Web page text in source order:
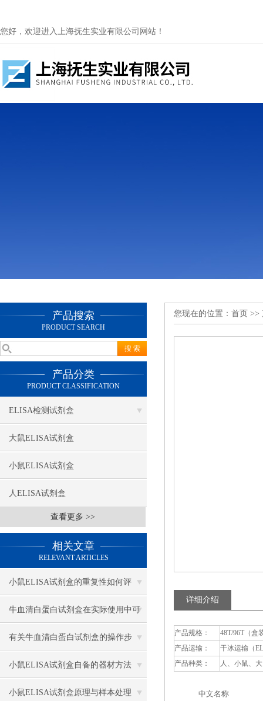
您好，欢迎进入上海抚生实业有限公司网站！
产品搜索
PRODUCT SEARCH
产品分类
PRODUCT CLASSIFICATION
ELISA检测试剂盒
大鼠ELISA试剂盒
小鼠ELISA试剂盒
人ELISA试剂盒
查看更多 >>
相关文章
RELEVANT ARTICLES
小鼠ELISA试剂盒的重复性如何评
估？
牛血清白蛋白试剂盒在实际使用中可
分为多种类型测定
有关牛血清白蛋白试剂盒的操作步
骤，以下有详细说明
小鼠ELISA试剂盒自备的器材方法
小鼠ELISA试剂盒原理与样本处理
您现在的位置： 首页 >>
详细介绍
产品规格：
48T/96T（盒
产品运输：
干冰运输（
产品种类：
人、小鼠、
中文名称 英